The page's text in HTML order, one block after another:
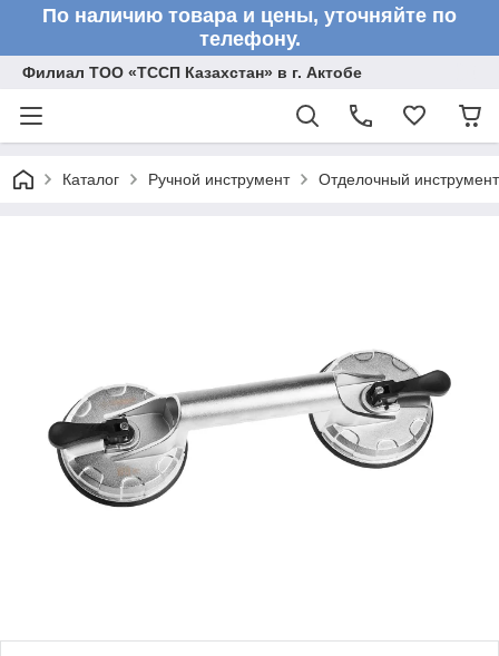
По наличию товара и цены, уточняйте по
телефону.
Филиал ТОО «ТССП Казахстан» в г. Актобе
Каталог Ручной инструмент Отделочный инструмент